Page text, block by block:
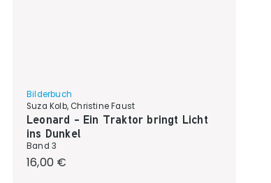
Bilderbuch
Suza Kolb, Christine Faust
Leonard - Ein Traktor bringt Licht
ins Dunkel
Band 3
Regulärer Preis:
16,00 €